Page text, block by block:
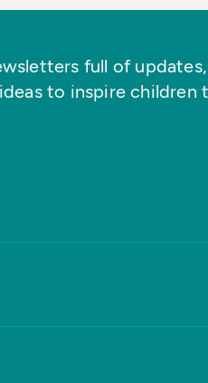
full of
to inspire children